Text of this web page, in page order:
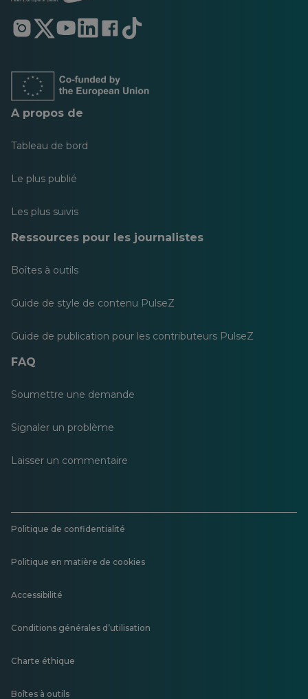
S'ouvre
dans
onglet
S'ouvre
dans
onglet
S'ouvre
dans
onglet
S'ouvre
dans
onglet
S'ouvre
dans
onglet
S'ouvre
dans
A propos de
Tableau de bord
Le plus publié
Les plus suivis
Ressources pour les journalistes
Boîtes à outils
Guide de style de contenu PulseZ
Guide de publication pour les contributeurs PulseZ
FAQ
Soumettre une demande
Signaler un problème
Laisser un commentaire
Politique de confidentialité
Politique en matière de cookies
Accessibilité
Conditions générales d’utilisation
Charte éthique
Boîtes à outils